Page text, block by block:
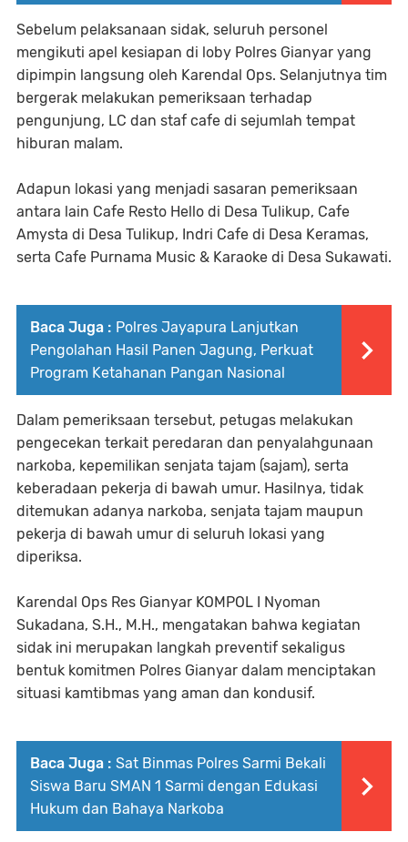
Sebelum pelaksanaan sidak, seluruh personel
mengikuti apel kesiapan di loby Polres Gianyar yang
dipimpin langsung oleh Karendal Ops. Selanjutnya tim
bergerak melakukan pemeriksaan terhadap
pengunjung, LC dan staf cafe di sejumlah tempat
hiburan malam.
Adapun lokasi yang menjadi sasaran pemeriksaan
antara lain Cafe Resto Hello di Desa Tulikup, Cafe
Amysta di Desa Tulikup, Indri Cafe di Desa Keramas,
serta Cafe Purnama Music & Karaoke di Desa Sukawati.
Baca Juga : Polres Jayapura Lanjutkan
Pengolahan Hasil Panen Jagung, Perkuat
Program Ketahanan Pangan Nasional
Dalam pemeriksaan tersebut, petugas melakukan
pengecekan terkait peredaran dan penyalahgunaan
narkoba, kepemilikan senjata tajam (sajam), serta
keberadaan pekerja di bawah umur. Hasilnya, tidak
ditemukan adanya narkoba, senjata tajam maupun
pekerja di bawah umur di seluruh lokasi yang
diperiksa.
Karendal Ops Res Gianyar KOMPOL I Nyoman
Sukadana, S.H., M.H., mengatakan bahwa kegiatan
sidak ini merupakan langkah preventif sekaligus
bentuk komitmen Polres Gianyar dalam menciptakan
situasi kamtibmas yang aman dan kondusif.
Baca Juga : Sat Binmas Polres Sarmi Bekali
Siswa Baru SMAN 1 Sarmi dengan Edukasi
Hukum dan Bahaya Narkoba